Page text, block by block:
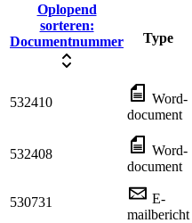
Oplopend
sorteren:
Documentnummer
Type
532410
Word-
document
532408
Word-
document
530731
E-
mailbericht